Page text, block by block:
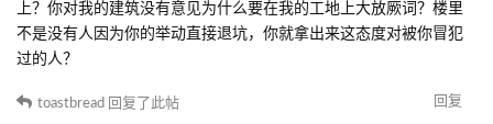
上？你对我的建筑没有意见为什么要在我的工地上大放厥词？楼里
不是没有人因为你的举动直接退坑，你就拿出来这态度对被你冒犯
过的人？
回复
toastbread 回复了此帖